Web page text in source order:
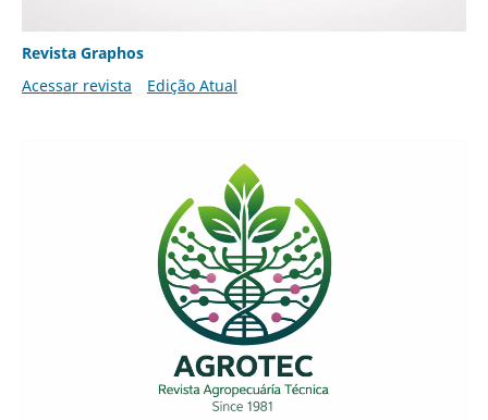
Revista Graphos
Acessar revista
Edição Atual